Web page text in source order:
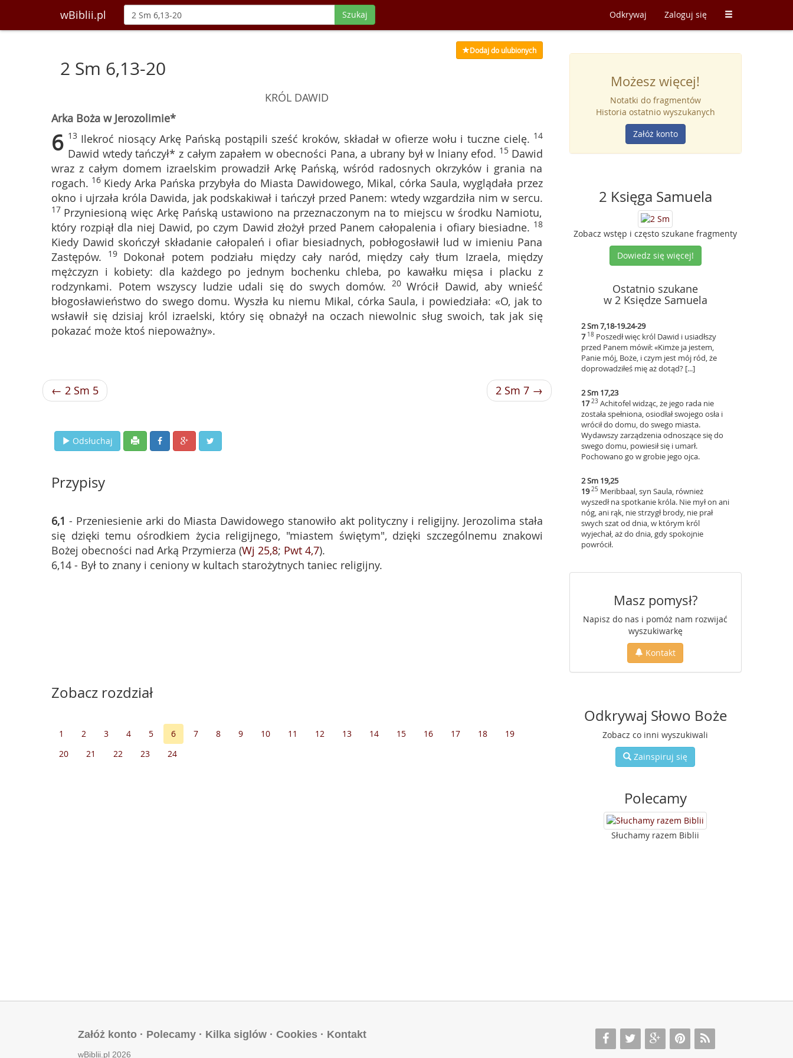
wBiblii.pl Szukaj Odkrywaj Zaloguj się
Dodaj do ulubionych
2 Sm 6,13-20
KRÓL DAWID
Arka Boża w Jerozolimie*
6 13 Ilekroć niosący Arkę Pańską postąpili sześć kroków, składał w ofierze wołu i tuczne cielę. 14
Dawid wtedy tańczył* z całym zapałem w obecności Pana, a ubrany był w lniany efod. 15 Dawid
wraz z całym domem izraelskim prowadził Arkę Pańską, wśród radosnych okrzyków i grania na
rogach. 16 Kiedy Arka Pańska przybyła do Miasta Dawidowego, Mikal, córka Saula, wyglądała przez
okno i ujrzała króla Dawida, jak podskakiwał i tańczył przed Panem: wtedy wzgardziła nim w sercu.
17 Przyniesioną więc Arkę Pańską ustawiono na przeznaczonym na to miejscu w środku Namiotu,
który rozpiął dla niej Dawid, po czym Dawid złożył przed Panem całopalenia i ofiary biesiadne. 18
Kiedy Dawid skończył składanie całopaleń i ofiar biesiadnych, pobłogosławił lud w imieniu Pana
Zastępów. 19 Dokonał potem podziału między cały naród, między cały tłum Izraela, między
mężczyzn i kobiety: dla każdego po jednym bochenku chleba, po kawałku mięsa i placku z
rodzynkami. Potem wszyscy ludzie udali się do swych domów. 20 Wrócił Dawid, aby wnieść
błogosławieństwo do swego domu. Wyszła ku niemu Mikal, córka Saula, i powiedziała: «O, jak to
wsławił się dzisiaj król izraelski, który się obnażył na oczach niewolnic sług swoich, tak jak się
pokazać może ktoś niepoważny».
← 2 Sm 5 2 Sm 7 →
Odsłuchaj
Przypisy
6,1 - Przeniesienie arki do Miasta Dawidowego stanowiło akt polityczny i religijny. Jerozolima stała
się dzięki temu ośrodkiem życia religijnego, "miastem świętym", dzięki szczególnemu znakowi
Bożej obecności nad Arką Przymierza (Wj 25,8; Pwt 4,7).
6,14 - Był to znany i ceniony w kultach starożytnych taniec religijny.
Zobacz rozdział
1 2 3 4 5 6 7 8 9 10 11 12 13 14 15 16 17 18
19
20
21 22 23 24
Możesz więcej!
Notatki do fragmentów
Historia ostatnio wyszukanych
Załóż konto
2 Księga Samuela
Zobacz wstęp i często szukane fragmenty
Dowiedz się więcej!
Ostatnio szukane
w 2 Księdze Samuela
2 Sm 7,18-19.24-29
718 Poszedł więc król Dawid i usiadłszy
przed Panem mówił: «Kimże ja jestem,
Panie mój, Boże, i czym jest mój ród, że
doprowadziłeś mię aż dotąd? [...]
2 Sm 17,23
1723 Achitofel widząc, że jego rada nie
została spełniona, osiodłał swojego osła i
wrócił do domu, do swego miasta.
Wydawszy zarządzenia odnoszące się do
swego domu, powiesił się i umarł.
Pochowano go w grobie jego ojca.
2 Sm 19,25
1925 Meribbaal, syn Saula, również
wyszedł na spotkanie króla. Nie mył on ani
nóg, ani rąk, nie strzygł brody, nie prał
swych szat od dnia, w którym król
wyjechał, aż do dnia, gdy spokojnie
powrócił.
Masz pomysł?
Napisz do nas i pomóż nam rozwijać
wyszukiwarkę
Kontakt
Odkrywaj Słowo Boże
Zobacz co inni wyszukiwali
Zainspiruj się
Polecamy
Słuchamy razem Biblii
Załóż konto · Polecamy · Kilka siglów · Cookies · Kontakt
wBiblii.pl 2026